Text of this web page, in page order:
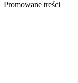
Promowane treści